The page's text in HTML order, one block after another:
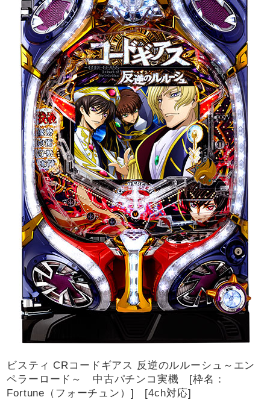
ビスティ CRコードギアス 反逆のルルーシュ～エン
ペラーロード～ 中古パチンコ実機 [枠名：
Fortune（フォーチュン）] [4ch対応]